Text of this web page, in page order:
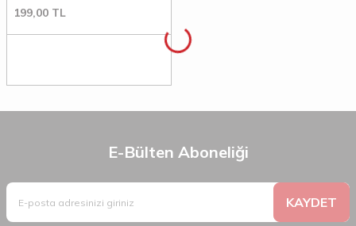
199,00 TL
E-Bülten Aboneliği
KAYDET